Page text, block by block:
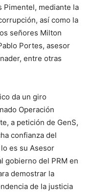
Pimentel, mediante la
así como la
señores Milton
Portes, asesor
entre otras
da un giro
Operación
a petición de GenS,
confianza del
es su Asesor
gobierno del PRM en
demostrar la
de la justicia